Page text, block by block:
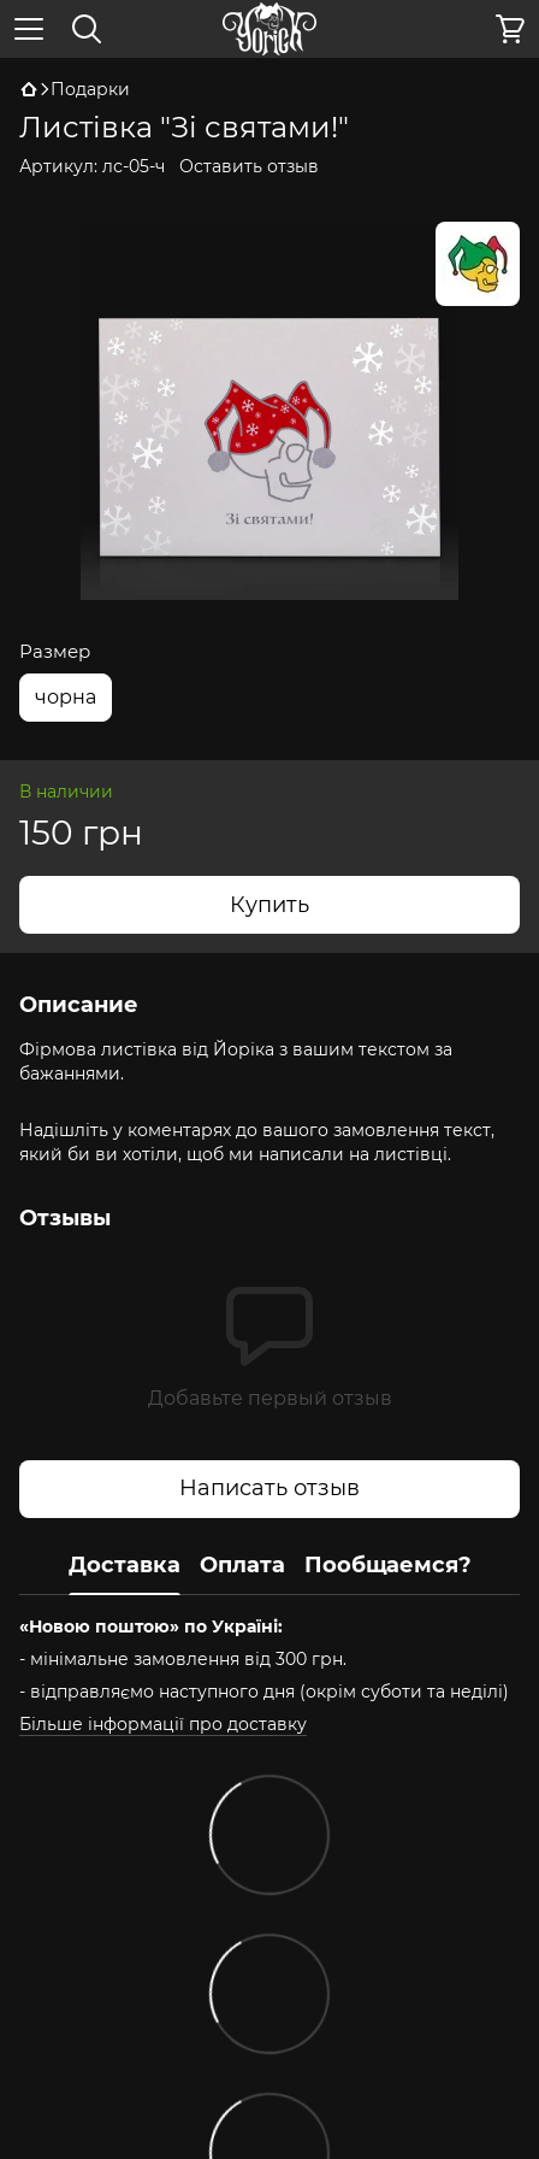
Подарки
Листівка "Зі святами!"
Артикул: лс-05-ч Оставить отзыв
Размер
чорна
В наличии
150 грн
Купить
Описание
Фірмова листівка від Йоріка з вашим текстом за
бажаннями.
Надішліть у коментарях до вашого замовлення текст,
який би ви хотіли, щоб ми написали на листівці.
Отзывы
Добавьте первый отзыв
Написать отзыв
Доставка Оплата Пообщаемся?
«Новою поштою» по Україні:
- мінімальне замовлення від 300 грн.
- відправляємо наступного дня (окрім суботи та неділі)
Більше інформації про доставку